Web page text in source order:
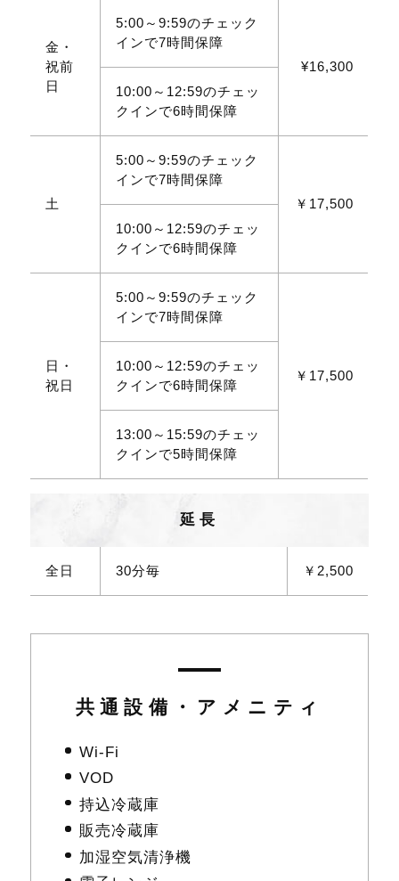
金・
祝前
日
5:00～9:59のチェック
インで7時間保障
¥16,300
10:00～12:59のチェッ
クインで6時間保障
土
5:00～9:59のチェック
インで7時間保障
￥17,500
10:00～12:59のチェッ
クインで6時間保障
日・
祝日
5:00～9:59のチェック
インで7時間保障
￥17,500
10:00～12:59のチェッ
クインで6時間保障
13:00～15:59のチェッ
クインで5時間保障
延長
全日 30分毎 ￥2,500
共通設備・アメニティ
Wi-Fi
VOD
持込冷蔵庫
販売冷蔵庫
加湿空気清浄機